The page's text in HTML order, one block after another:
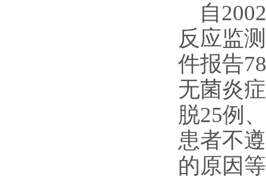
自
反应监
件报告
无菌炎
脱25例
患者不
的原因